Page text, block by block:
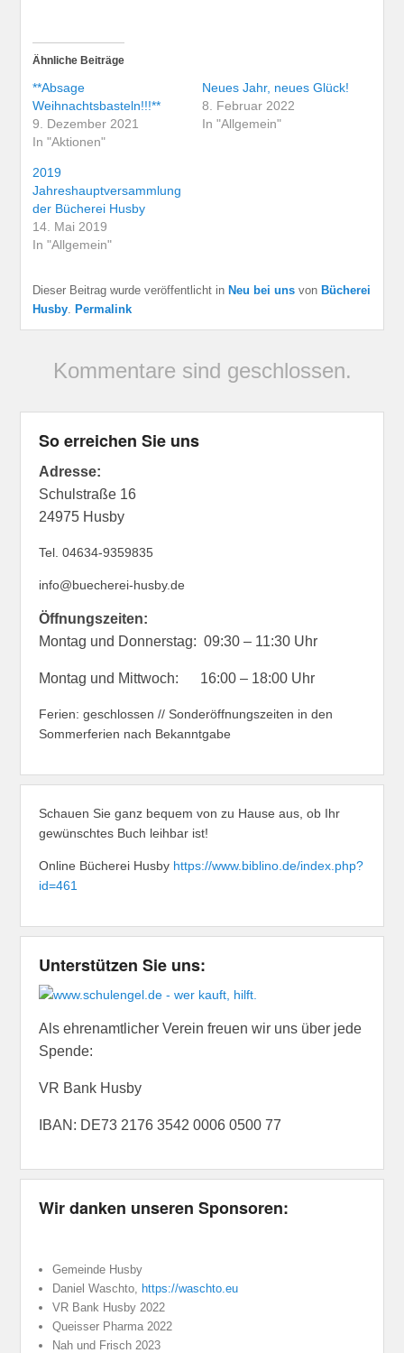
Ähnliche Beiträge
**Absage
Weihnachtsbasteln!!!**
9. Dezember 2021
In "Aktionen"
Neues Jahr, neues Glück!
8. Februar 2022
In "Allgemein"
2019
Jahreshauptversammlung
der Bücherei Husby
14. Mai 2019
In "Allgemein"
Dieser Beitrag wurde veröffentlicht in Neu bei unsvon Bücherei
Husby. Permalink
Kommentare sind geschlossen.
So erreichen Sie uns
Adresse:
Schulstraße 16
24975 Husby
Tel. 04634-9359835
info@buecherei-husby.de
Öffnungszeiten:
Montag und Donnerstag: 09:30 – 11:30 Uhr
Montag und Mittwoch: 16:00 – 18:00 Uhr
Ferien: geschlossen // Sonderöffnungszeiten in den
Sommerferien nach Bekanntgabe
Schauen Sie ganz bequem von zu Hause aus, ob Ihr
gewünschtes Buch leihbar ist!
Online Bücherei Husby https://www.biblino.de/index.php?
id=461
Unterstützen Sie uns:
Als ehrenamtlicher Verein freuen wir uns über jede
Spende:
VR Bank Husby
IBAN: DE73 2176 3542 0006 0500 77
Wir danken unseren Sponsoren:
Gemeinde Husby
Daniel Waschto,
https://waschto.eu
VR Bank Husby 2022
Queisser Pharma 2022
Nah und Frisch 2023